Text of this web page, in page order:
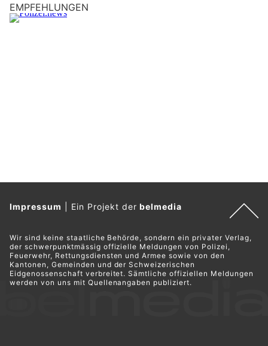
EMPFEHLUNGEN
Impressum Ein Projekt derbelmedia
Wir sind keine staatliche Behörde, sondern ein privater Verlag,
der schwerpunktmässig offizielle Meldungen von Polizei,
Feuerwehr, Rettungsdiensten und Armee sowie von den
Kantonen, Gemeinden und der Schweizerischen
Eidgenossenschaft verbreitet. Sämtliche offiziellen Meldungen
werden von uns mit Quellenangaben publiziert.